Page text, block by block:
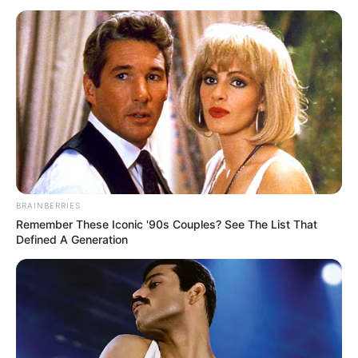
Comissão aprova redução da
carga horária de agentes de
saúde para 30 horas semanais.
02:00 Acs e ACE ,Notícia
Deputado Leonardo Monteiro, relator do projeto de
BRAINBERRIES
Remember These Iconic '90s Couples? See The List That
Defined A Generation